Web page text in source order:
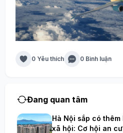
0 Yêu thích 0 Bình luận
Đang quan tâm
Hà Nội sắp có
xã hội: Cơ hội an